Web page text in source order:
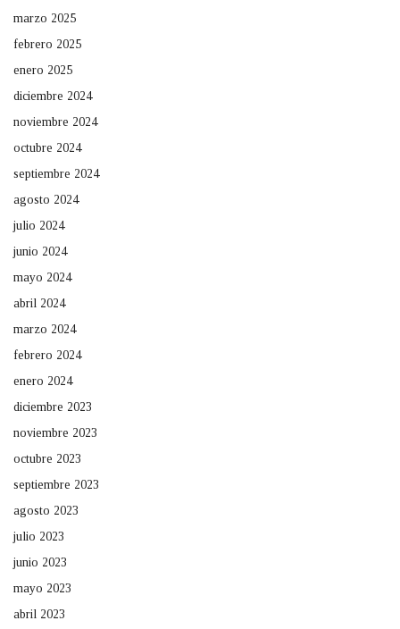
marzo 2025
febrero 2025
enero 2025
diciembre 2024
noviembre 2024
octubre 2024
septiembre 2024
agosto 2024
julio 2024
junio 2024
mayo 2024
abril 2024
marzo 2024
febrero 2024
enero 2024
diciembre 2023
noviembre 2023
octubre 2023
septiembre 2023
agosto 2023
julio 2023
junio 2023
mayo 2023
abril 2023